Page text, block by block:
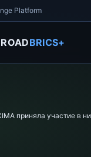
Platform
BRICS+
приняла участие в